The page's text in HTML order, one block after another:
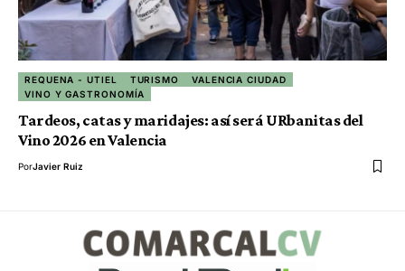
REQUENA - UTIEL TURISMO
VALENCIA CIUDAD
VINO Y GASTRONOMÍA
Tardeos, catas y maridajes: así será URbanitas del
Vino 2026 en Valencia
PorJavier Ruiz